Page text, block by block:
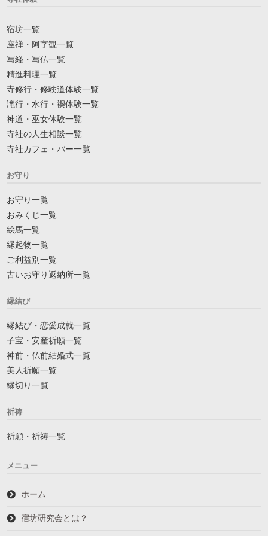
宿坊一覧
座禅・阿字観一覧
写経・写仏一覧
精進料理一覧
寺修行・修験道体験一覧
滝行・水行・禊体験一覧
神道・巫女体験一覧
寺社の人生相談一覧
寺社カフェ・バー一覧
お守り
お守り一覧
おみくじ一覧
絵馬一覧
縁起物一覧
ご利益別一覧
古いお守り返納所一覧
縁結び
縁結び・恋愛成就一覧
子宝・安産祈願一覧
神前・仏前結婚式一覧
美人祈願一覧
縁切り一覧
祈祷
祈願・祈祷一覧
メニュー
ホーム
宿坊研究会とは？